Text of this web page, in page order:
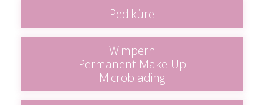
Pediküre
Wimpern
Permanent Make-Up
Microblading